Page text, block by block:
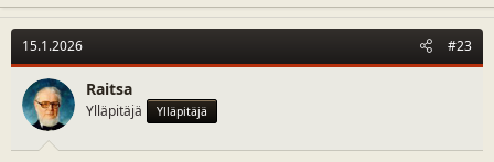
c
t
i
o
n
s
:
15.1.2026 #23
Raitsa
Ylläpitäjä Ylläpitäjä